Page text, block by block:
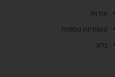
אודות
קטגוריות נוספות
בלוג